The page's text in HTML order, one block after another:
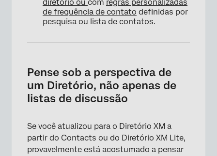
diretório ou com regras personalizadas
de frequência de contato definidas por
pesquisa ou lista de contatos.
Pense sob a perspectiva de
um Diretório, não apenas de
listas de discussão
Se você atualizou para o Diretório XM a
partir do Contacts ou do Diretório XM Lite,
provavelmente está acostumado a pensar